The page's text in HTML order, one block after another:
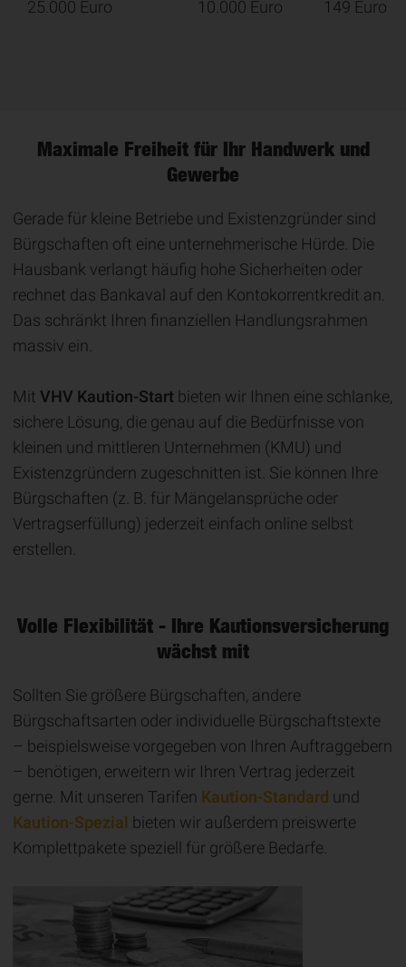
25.000 Euro 10.000 Euro 149 Euro
Maximale Freiheit für Ihr Handwerk und
Gewerbe
Gerade für kleine Betriebe und Existenzgründer sind
Bürgschaften oft eine unternehmerische Hürde. Die
Hausbank verlangt häufig hohe Sicherheiten oder
rechnet das Bankaval auf den Kontokorrentkredit an.
Das schränkt Ihren finanziellen Handlungsrahmen
massiv ein.
Mit VHV Kaution-Start bieten wir Ihnen eine schlanke,
sichere Lösung, die genau auf die Bedürfnisse von
kleinen und mittleren Unternehmen (KMU) und
Existenzgründern zugeschnitten ist. Sie können Ihre
Bürgschaften (z. B. für Mängelansprüche oder
Vertragserfüllung) jederzeit einfach online selbst
erstellen.
Volle Flexibilität - Ihre Kautionsversicherung
wächst mit
Sollten Sie größere Bürgschaften, andere
Bürgschaftsarten oder individuelle Bürgschaftstexte
– beispielsweise vorgegeben von Ihren Auftraggebern
– benötigen, erweitern wir Ihren Vertrag jederzeit
gerne. Mit unseren Tarifen Kaution-Standard und
Kaution-Spezial bieten wir außerdem preiswerte
Komplettpakete speziell für größere Bedarfe.